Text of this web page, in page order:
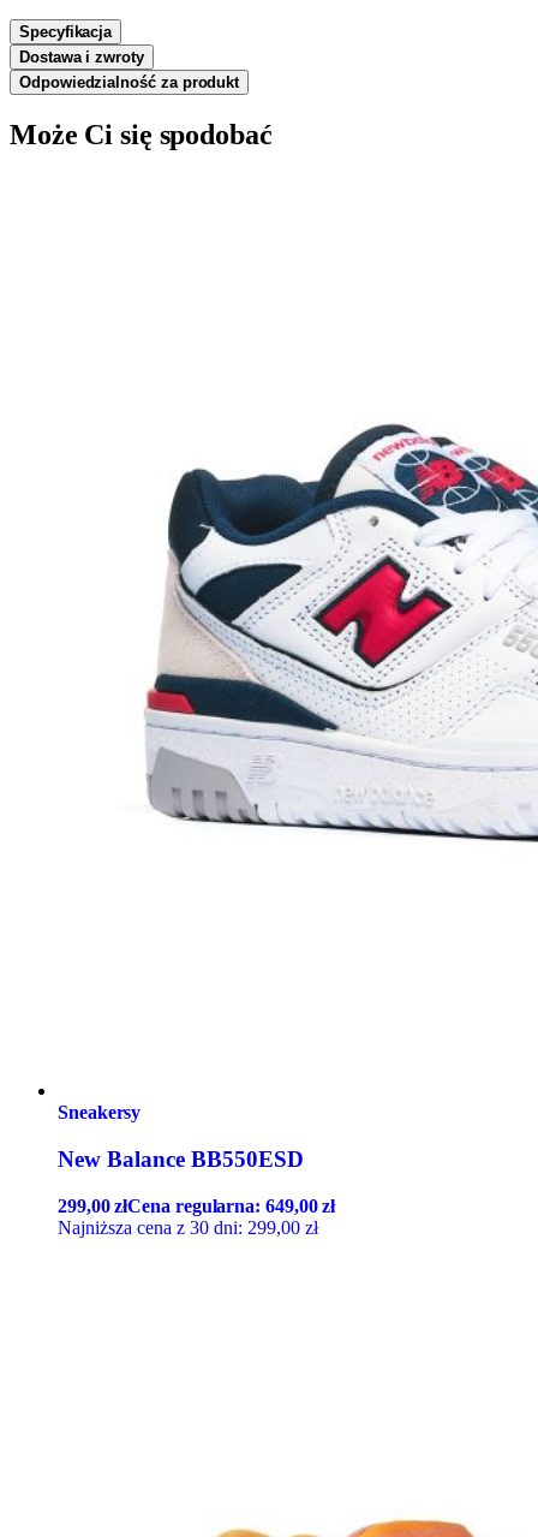
Specyfikacja
Dostawa i zwroty
Odpowiedzialność za produkt
Może Ci się spodobać
Sneakersy
New Balance BB550ESD
299,00złCena regularna:649,00zł
Najniższa cena z 30 dni: 299,00 zł